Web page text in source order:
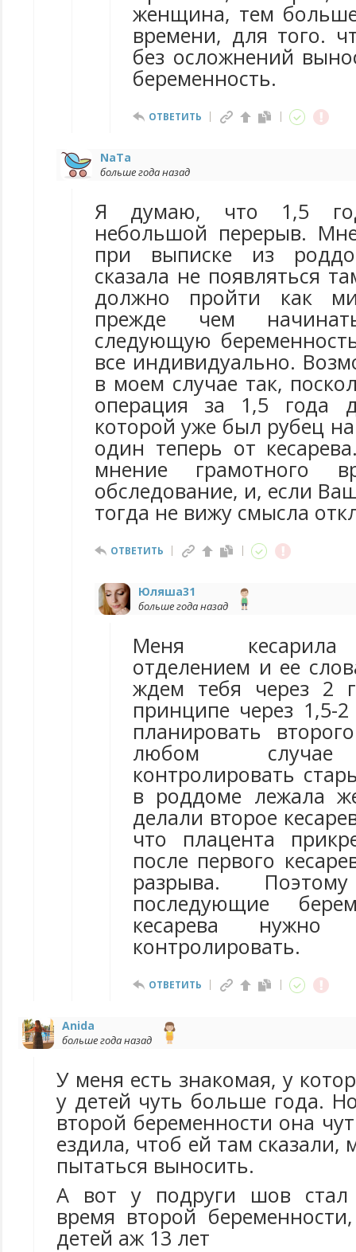
женщина, тем
времени, для того.
без осложнений
беременность.
ОТВЕТИТЬ
NaTa
больше года назад
Я думаю, что 1,5
небольшой перерыв.
при выписке из
сказала не появляться
должно пройти как
прежде чем
следующую
все индивидуально.
в моем случае так,
операция за 1,5 года
которой уже был рубец
один теперь от
мнение грамотного
обследование, и, если
тогда не вижу смысла
ОТВЕТИТЬ
Юляша31
больше года назад
Меня кесарила
отделением и ее
ждем тебя через 2
принципе через 1,5-
планировать
любом случае
контролировать
в роддоме лежала
делали второе
что плацента
после первого
разрыва.
последующие
кесарева
контролировать.
ОТВЕТИТЬ
Anida
больше года назад
У меня есть знакомая, у
у детей чуть больше года.
второй беременности она
ездила, чтоб ей там
пытаться выносить.
А вот у подруги шов стал
время второй
детей аж 13 лет